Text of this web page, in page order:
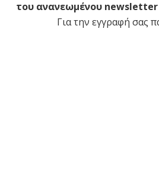
του ανανεωμένου newsletter
Για την εγγραφή σας